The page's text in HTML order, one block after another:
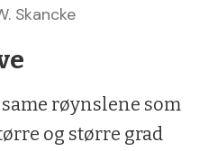
Skancke
røynslene som
og større grad